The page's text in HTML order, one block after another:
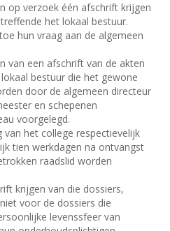
op verzoek één afschrift krijgen
het lokaal bestuur.
hun vraag aan de algemeen
van een afschrift van de akten
bestuur die het gewone
door de algemeen directeur
en schepenen
voorgelegd.
het college respectievelijk
tien werkdagen na ontvangst
raadslid worden
krijgen van die dossiers,
voor de dossiers die
levenssfeer van